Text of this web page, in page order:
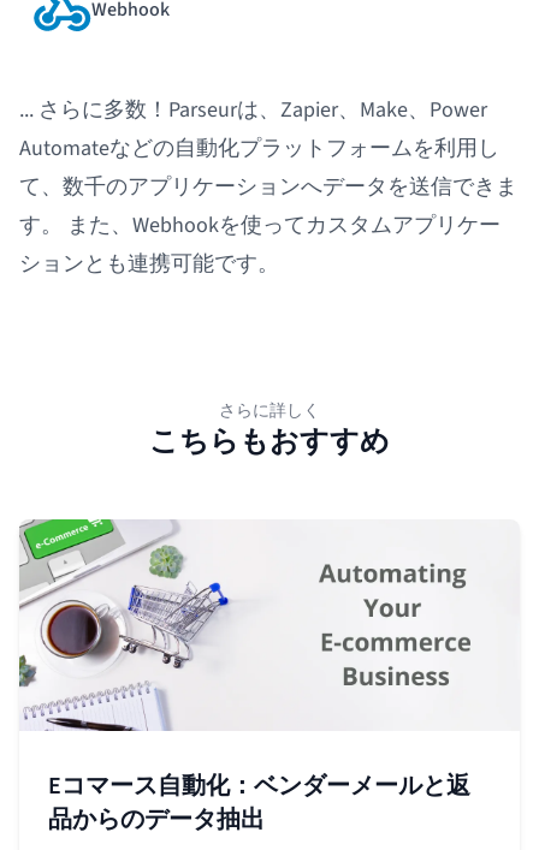
Webhook
... さらに多数！Parseurは、Zapier、Make、Power
Automateなどの自動化プラットフォームを利用し
て、数千のアプリケーションへデータを送信できま
す。 また、Webhookを使ってカスタムアプリケー
ションとも連携可能です。
さらに詳しく
こちらもおすすめ
Eコマース自動化：ベンダーメールと返
品からのデータ抽出